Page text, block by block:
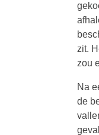
zit.
zou
Na
de